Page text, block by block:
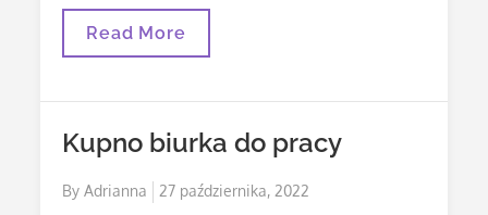
Kupno
Read More
Kupno biurka do pracy
ByAdrianna
Posted
27 października, 2022